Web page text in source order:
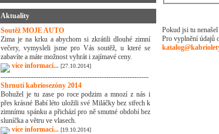
Aktuality
Soutěž MOJE AUTO
Zima je na krku a abychom si zkrátili dlouhé zimní
večery, vymysleli jsme pro Vás soutěž, u které se
zabavíte a máte možnost vyhrát i zajímavé ceny.
více informací... [27.10.2014]
---------------------------------------------------------------
Shrnutí kabriosezóny 2014
Bohužel je tu zase po roce podzim a mnozí z nás i
přes krásné Babí léto uložili své Miláčky bez střech k
zimnímu spánku a přichází pro ně smutné období bez
sluníčka a větru ve vlasech.
více informací... [19.10.2014]
Pokud jsi tu
Pro vyplnění údajů